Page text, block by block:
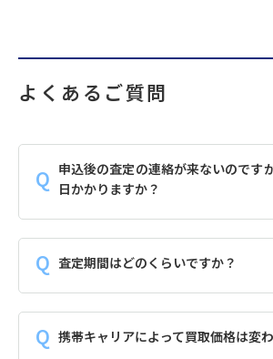
よくあるご質問
申込後の査定の連絡が来ないのです
日かかりますか？
査定期間はどのくらいですか？
携帯キャリアによって買取価格は変